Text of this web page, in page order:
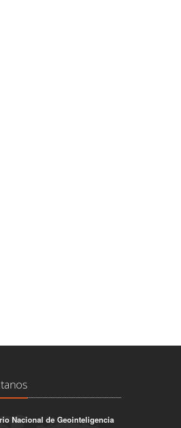
Nacional de Geointeligencia